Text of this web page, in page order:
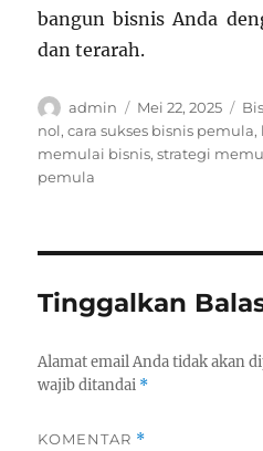
bangun bisnis Anda
dan terarah.
Author
admin
Posted
on
Mei 22, 2025
nol,cara sukses bisnis pemula,
memulai bisnis,strategi
pemula
Tinggalkan
Alamat email Anda tidak akan
wajib ditandai *
KOMENTAR *